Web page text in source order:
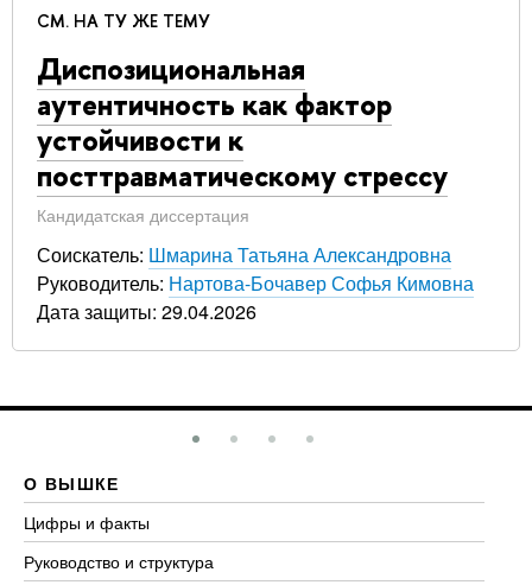
СМ. НА ТУ ЖЕ ТЕМУ
Диспозициональная
аутентичность как фактор
устойчивости к
посттравматическому стрессу
Кандидатская диссертация
Соискатель: Шмарина Татьяна Александровна
Руководитель: Нартова-Бочавер Софья Кимовна
Дата защиты: 29.04.2026
О ВЫШКЕ
Цифры и факты
Руководство и структура